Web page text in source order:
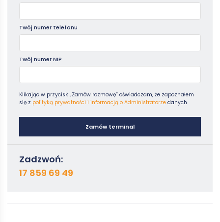
Twój numer telefonu
Twój numer NIP
Klikając w przycisk „Zamów rozmowę” oświadczam, że zapoznałem
się z polityką prywatności i informacją o Administratorze danych
Zamów terminal
Zadzwoń:
17 859 69 49